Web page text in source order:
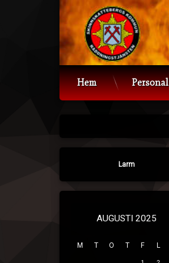
Hoppa
innehåll
Hem Personal
Larm
AUGUSTI 2025
M T O T F L